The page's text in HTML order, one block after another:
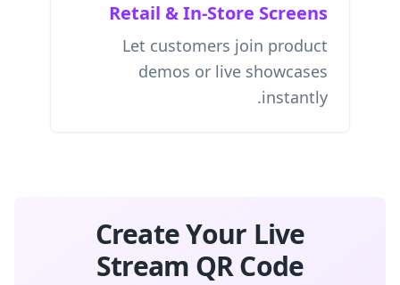
Retail & In-Store Screens
Let customers join product
demos or live showcases
instantly.
Create Your Live
Stream QR Code